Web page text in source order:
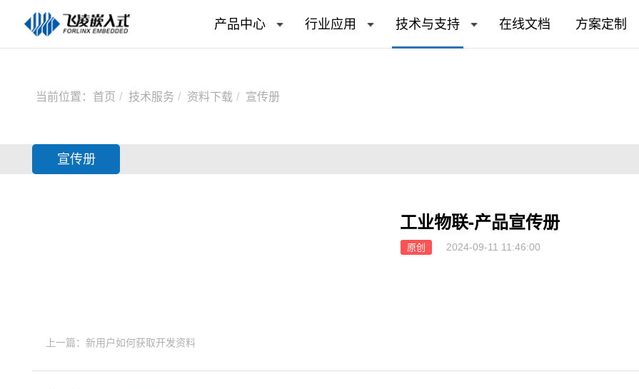
产品中心 行业应用 技术与支持 在线文档 方案定制
当前位置： 首页 技术服务 资料下载 宣传册
宣传册
工业物联-产品宣传册
原创 2024-09-11 11:46:00
上一篇：新用户如何获取开发资料